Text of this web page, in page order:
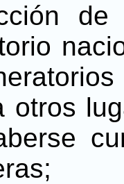
de
otros